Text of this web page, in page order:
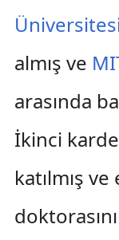
almış ve
arasında
İkinci
katılmış